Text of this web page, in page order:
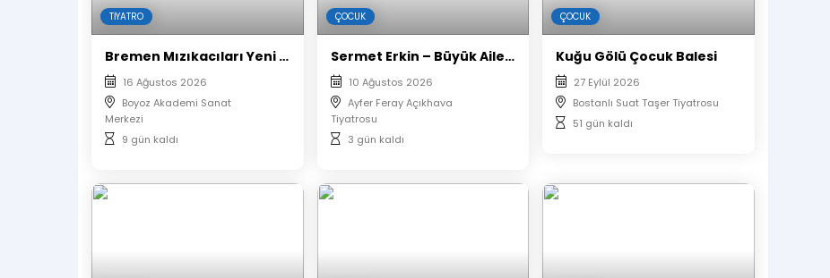
Aynı isim ve mail ile alınan biletlerin koltuk numaraları yan yana verilmektedir.
TIYATRO
Bremen Mızıkacıları Yeni Macera
16 Ağustos 2026
Boyoz Akademi Sanat
Merkezi
9 gün kaldı
ÇOCUK
Sermet Erkin – Büyük Aile İllüzyon Gösterisi: Sihirli Yaz Akşamları
10 Ağustos 2026
Ayfer Feray Açıkhava
Tiyatrosu
3 gün kaldı
ÇOCUK
Kuğu Gölü Çocuk Balesi
27 Eylül 2026
Bostanlı Suat Taşer Tiyatrosu
51 gün kaldı